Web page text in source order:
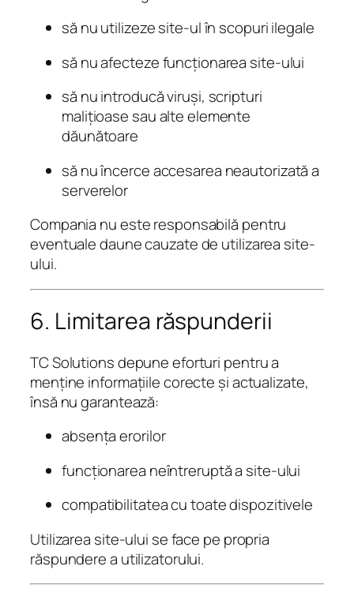
să nu utilizeze site-ul în scopuri ilegale
să nu afecteze funcționarea site-ului
să nu introducă viruși, scripturi
malițioase sau alte elemente
dăunătoare
să nu încerce accesarea neautorizată a
serverelor
Compania nu este responsabilă pentru
eventuale daune cauzate de utilizarea site-
ului.
6. Limitarea răspunderii
TC Solutions depune eforturi pentru a
menține informațiile corecte și actualizate,
însă nu garantează:
absența erorilor
funcționarea neîntreruptă a site-ului
compatibilitatea cu toate dispozitivele
Utilizarea site-ului se face pe propria
răspundere a utilizatorului.